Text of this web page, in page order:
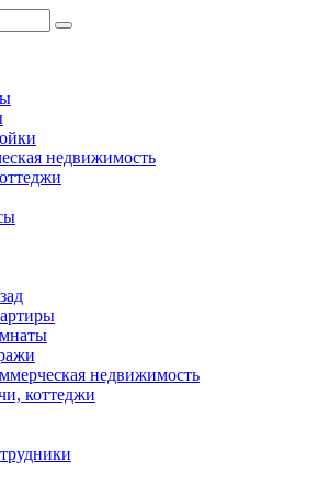
недвижимость
недвижимость
коттеджи